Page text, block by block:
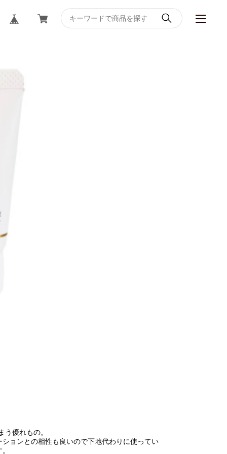
優れもの。
ョンとの相性も良いので下地代わりに使ってい